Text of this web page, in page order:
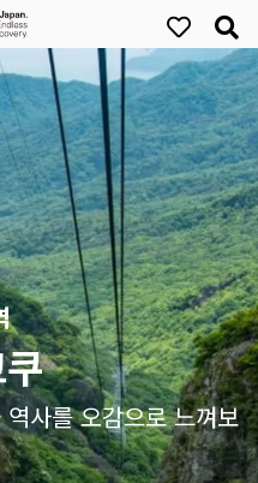
사를 오감으로 느껴보